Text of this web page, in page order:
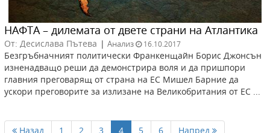
НАФТА – дилемата от двете страни на Атлантика
От: Десислава Пътева | Анализ 16.10.2017
Безгръбначният политически Франкенщайн Борис Джонсън
изненадващо реши да демонстрира воля и да пришпори
главния преговарящ от страна на ЕС Мишел Барние да
ускори преговорите за излизане на Великобритания от ЕС ...
Назад 1 2 3 4 5 6 Напред